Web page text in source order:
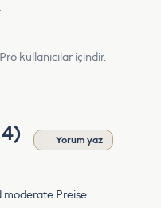
kullanıcılar içindir.
Yorum yaz
moderate Preise.